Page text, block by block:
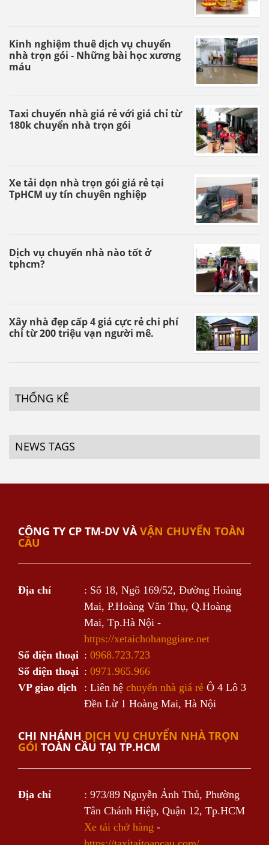
Kinh nghiệm thuê dịch vụ chuyển
nhà trọn gói - Những bài học xương
máu
Taxi chuyển nhà giá rẻ với giá chỉ từ
180k chuyển nhà trọn gói
Xe tải dọn nhà trọn gói giá rẻ tại
TpHCM uy tín chuyên nghiệp
Dịch vụ chuyển nhà nào tốt ở
tphcm?
Xây nhà đẹp cấp 4 giá cực rẻ chi phí
chỉ từ 200 triệu vạn người mê.
THỐNG KÊ
NEWS TAGS
CÔNG TY CP TM-DV VÀVẬN CHUYỂN TOÀN
CẦU
Địa chỉ
: Số 18, Ngõ 169/52, Đường Hoàng
Mai, P.Hoàng Văn Thụ, Q.Hoàng
Mai, Tp.Hà Nội -
https://xetaichohanggiare.net
Số điện thoại : 0968.723.723
Số điện thoại : 0971.965.966
VP giao dịch
: Liên hệ chuyển nhà giá rẻ Ô 4 Lô 3
Đền Lừ 1 Hoàng Mai, Hà Nội
CHI NHÁNH DỊCH VỤ CHUYỂN NHÀ TRỌN
GÓI TOÀN CẦU TẠI TP.HCM
Địa chỉ
: 973/89 Nguyễn Ảnh Thủ, Phường
Tân Chánh Hiệp, Quận 12, Tp.HCM
Xe tải chở hàng -